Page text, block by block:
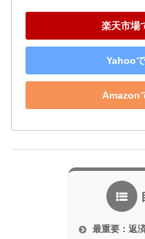
楽天市場
Yahoo
Amazon
最重要：返